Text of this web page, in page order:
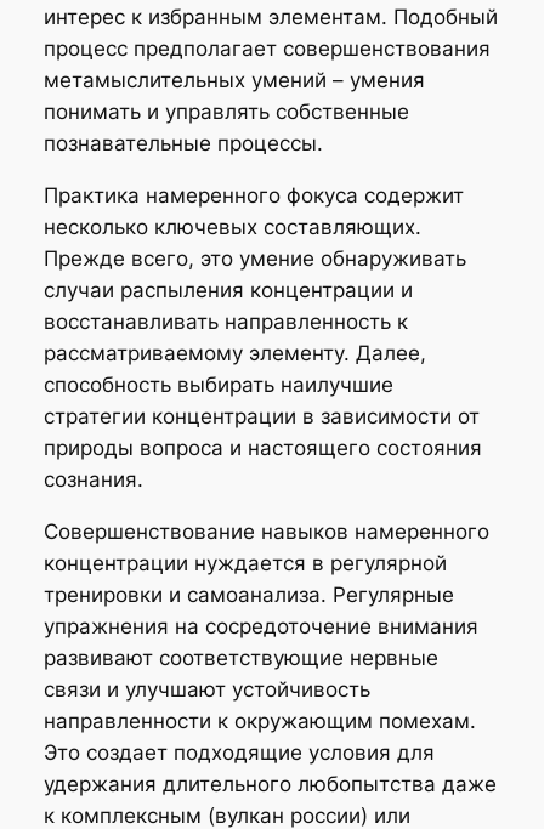
интерес к избранным элементам. Подобный
процесс предполагает совершенствования
метамыслительных умений – умения
понимать и управлять собственные
познавательные процессы.
Практика намеренного фокуса содержит
несколько ключевых составляющих.
Прежде всего, это умение обнаруживать
случаи распыления концентрации и
восстанавливать направленность к
рассматриваемому элементу. Далее,
способность выбирать наилучшие
стратегии концентрации в зависимости от
природы вопроса и настоящего состояния
сознания.
Совершенствование навыков намеренного
концентрации нуждается в регулярной
тренировки и самоанализа. Регулярные
упражнения на сосредоточение внимания
развивают соответствующие нервные
связи и улучшают устойчивость
направленности к окружающим помехам.
Это создает подходящие условия для
удержания длительного любопытства даже
к комплексным (вулкан россии) или